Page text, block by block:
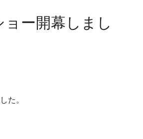
ー開幕しまし
た。